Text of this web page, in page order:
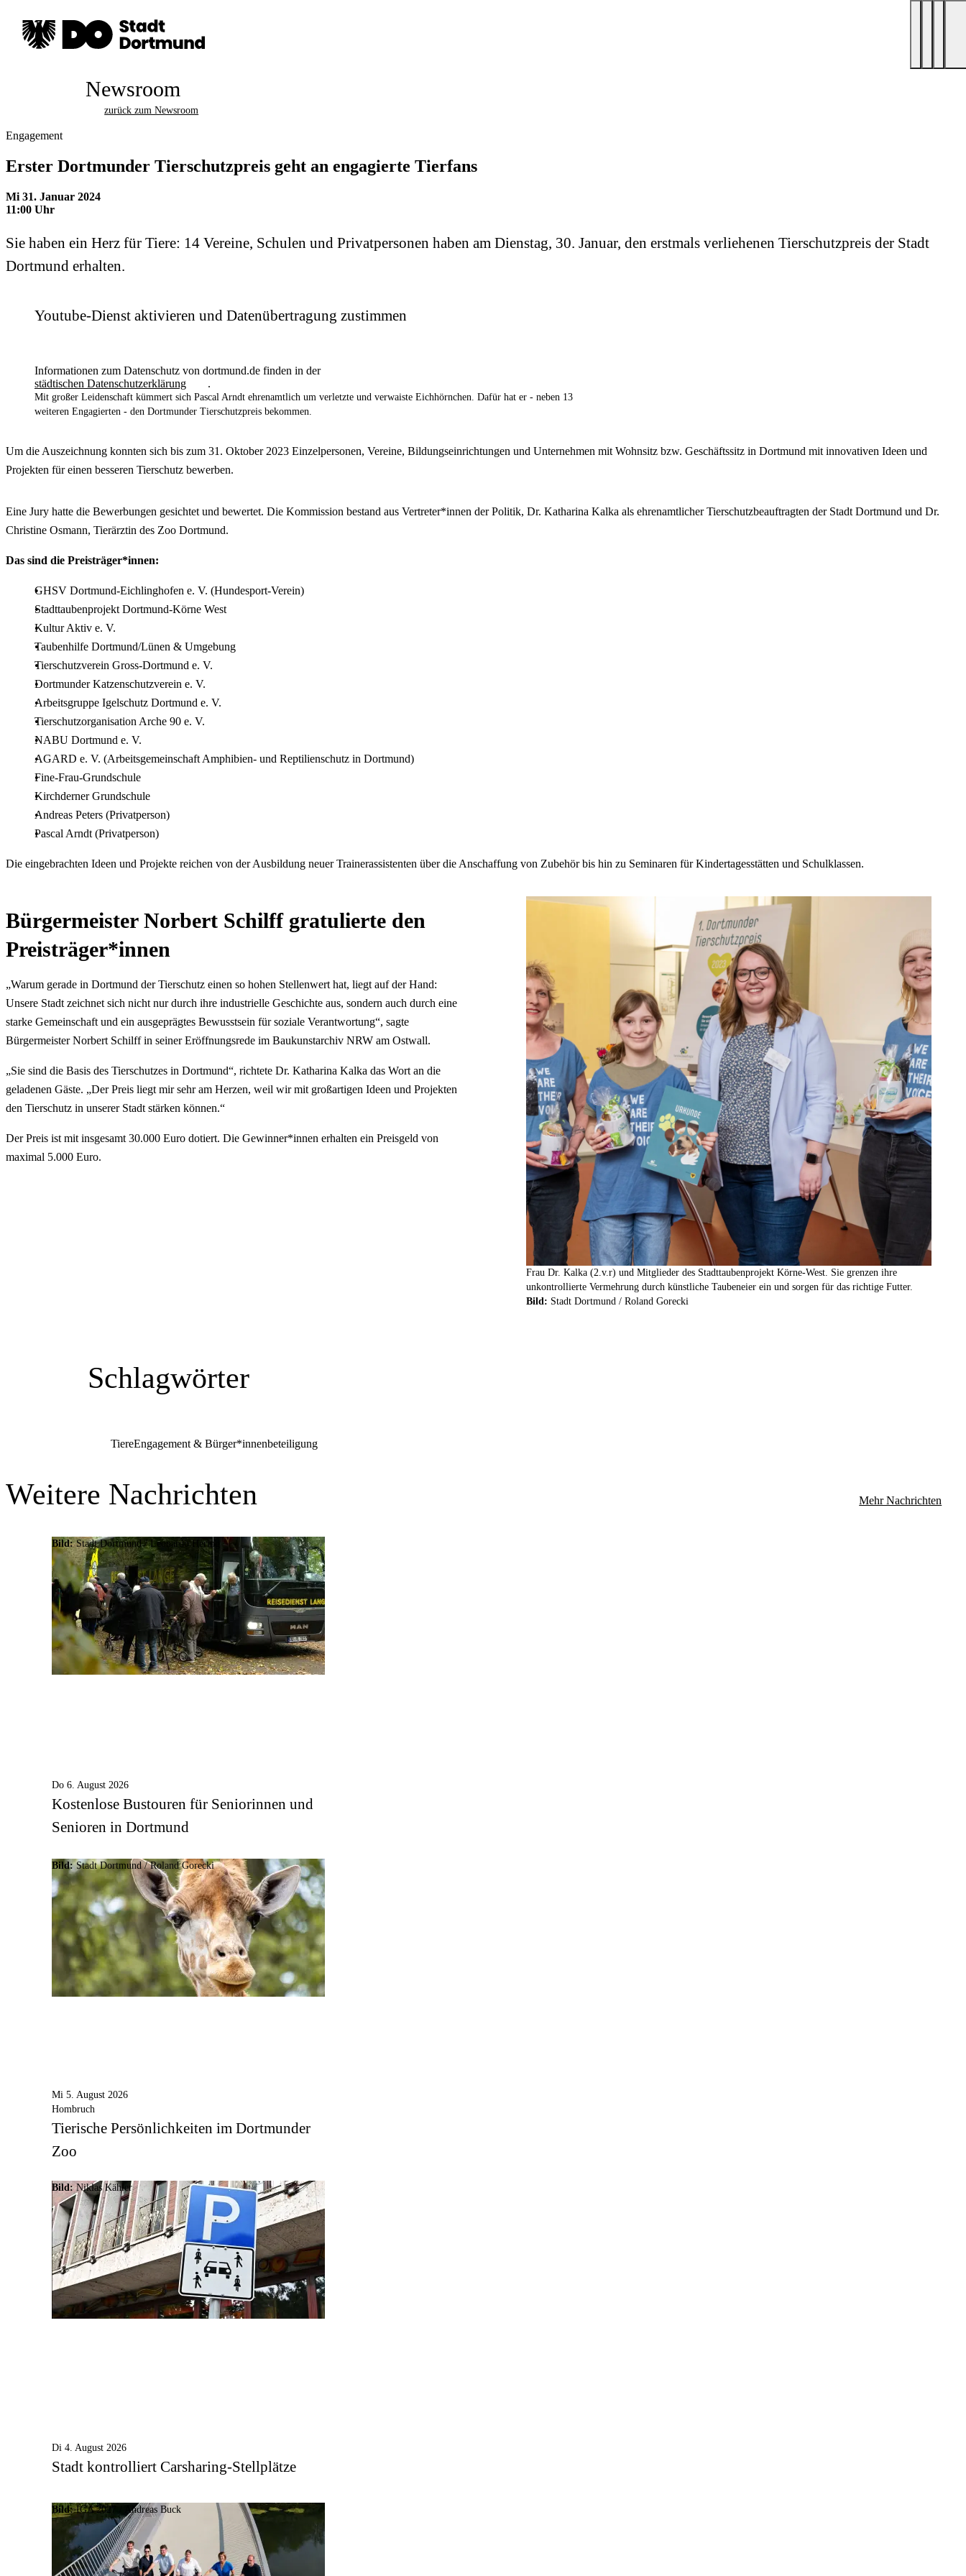
Newsroom
zurück zum Newsroom
Engagement
Erster Dortmunder Tierschutzpreis geht an engagierte Tierfans
Mi 31. Januar 2024
11:00 Uhr
Sie haben ein Herz für Tiere: 14 Vereine, Schulen und Privatpersonen haben am Dienstag, 30. Januar, den erstmals verliehenen Tierschutzpreis der Stadt
Dortmund erhalten.
Youtube-Dienst aktivieren und Datenübertragung zustimmen
Informationen zum Datenschutz von dortmund.de finden in der
städtischen Datenschutzerklärung
.
Mit großer Leidenschaft kümmert sich Pascal Arndt ehrenamtlich um verletzte und verwaiste Eichhörnchen. Dafür hat er - neben 13
weiteren Engagierten - den Dortmunder Tierschutzpreis bekommen.
Um die Auszeichnung konnten sich bis zum 31. Oktober 2023 Einzelpersonen, Vereine, Bildungseinrichtungen und Unternehmen mit Wohnsitz bzw. Geschäftssitz in Dortmund mit innovativen Ideen und
Projekten für einen besseren Tierschutz bewerben.
Eine Jury hatte die Bewerbungen gesichtet und bewertet. Die Kommission bestand aus Vertreter*innen der Politik, Dr. Katharina Kalka als ehrenamtlicher Tierschutzbeauftragten der Stadt Dortmund und Dr.
Christine Osmann, Tierärztin des Zoo Dortmund.
Das sind die Preisträger*innen:
GHSV Dortmund-Eichlinghofen e. V. (Hundesport-Verein)
Stadttaubenprojekt Dortmund-Körne West
Kultur Aktiv e. V.
Taubenhilfe Dortmund/Lünen & Umgebung
Tierschutzverein Gross-Dortmund e. V.
Dortmunder Katzenschutzverein e. V.
Arbeitsgruppe Igelschutz Dortmund e. V.
Tierschutzorganisation Arche 90 e. V.
NABU Dortmund e. V.
AGARD e. V. (Arbeitsgemeinschaft Amphibien- und Reptilienschutz in Dortmund)
Fine-Frau-Grundschule
Kirchderner Grundschule
Andreas Peters (Privatperson)
Pascal Arndt (Privatperson)
Die eingebrachten Ideen und Projekte reichen von der Ausbildung neuer Trainerassistenten über die Anschaffung von Zubehör bis hin zu Seminaren für Kindertagesstätten und Schulklassen.
Frau Dr. Kalka (2.v.r) und Mitglieder des Stadttaubenprojekt Körne-West. Sie grenzen ihre
unkontrollierte Vermehrung durch künstliche Taubeneier ein und sorgen für das richtige Futter.
Bild: Stadt Dortmund / Roland Gorecki
Bürgermeister Norbert Schilff gratulierte den
Preisträger*innen
„Warum gerade in Dortmund der Tierschutz einen so hohen Stellenwert hat, liegt auf der Hand:
Unsere Stadt zeichnet sich nicht nur durch ihre industrielle Geschichte aus, sondern auch durch eine
starke Gemeinschaft und ein ausgeprägtes Bewusstsein für soziale Verantwortung“, sagte
Bürgermeister Norbert Schilff in seiner Eröffnungsrede im Baukunstarchiv NRW am Ostwall.
„Sie sind die Basis des Tierschutzes in Dortmund“, richtete Dr. Katharina Kalka das Wort an die
geladenen Gäste. „Der Preis liegt mir sehr am Herzen, weil wir mit großartigen Ideen und Projekten
den Tierschutz in unserer Stadt stärken können.“
Der Preis ist mit insgesamt 30.000 Euro dotiert. Die Gewinner*innen erhalten ein Preisgeld von
maximal 5.000 Euro.
Schlagwörter
TiereEngagement & Bürger*innenbeteiligung
Weitere Nachrichten Mehr Nachrichten
Bild: Stadt Dortmund / Leonardo Hering
Do 6. August 2026
Kostenlose Bustouren für Seniorinnen und
Senioren in Dortmund
Bild:Stadt Dortmund / Roland Gorecki
Mi 5. August 2026
Hombruch
Tierische Persönlichkeiten im Dortmunder
Zoo
Bild: Niklas Kähler
Di 4. August 2026
Stadt kontrolliert Carsharing-Stellplätze
Bild: IGA 2027 / Andreas Buck